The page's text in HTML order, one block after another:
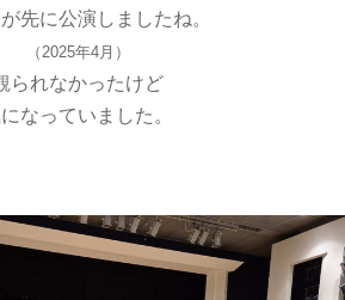
先に公演しましたね。
（2025年4月）
られなかったけど
なっていました。